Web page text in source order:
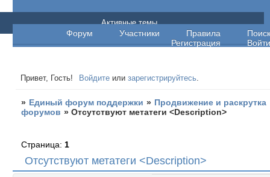
Единый форум поддержки
Форум Участники Правила
Поиск
Регистрация
Войти
Активные темы
Привет, Гость! Войдите илизарегистрируйтесь.
» Единый форум поддержки » Продвижение и раскрутка
форумов »Отсутствуют метатеги <Description>
Отсутствуют метатеги <Description>
Страница: 1